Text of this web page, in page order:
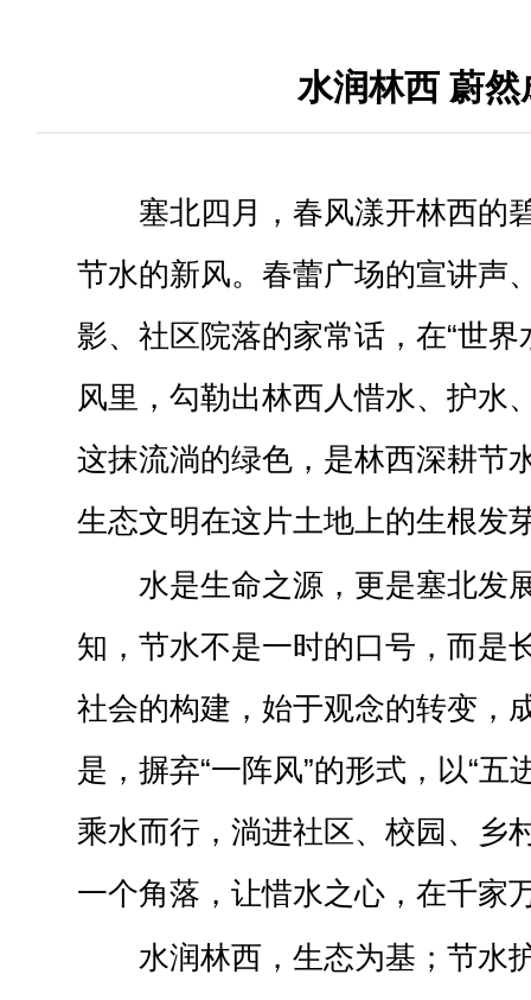
水润林西 蔚然
塞北四月，春风漾开林西的
节水的新风。春蕾广场的宣讲声
影、社区院落的家常话，在“世界
风里，勾勒出林西人惜水、护水
这抹流淌的绿色，是林西深耕节
生态文明在这片土地上的生根发
水是生命之源，更是塞北发
知，节水不是一时的口号，而是
社会的构建，始于观念的转变，
是，摒弃“一阵风”的形式，以“五
乘水而行，淌进社区、校园、乡
一个角落，让惜水之心，在千家
水润林西，生态为基；节水